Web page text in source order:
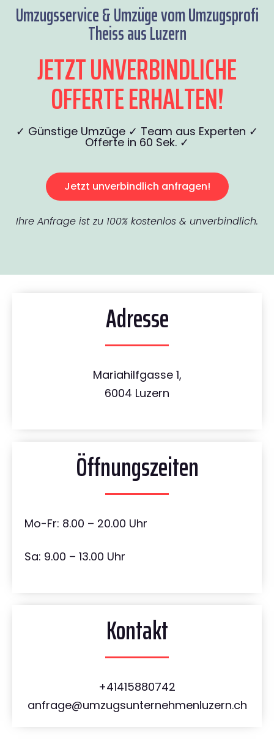
Umzugsservice & Umzüge vom Umzugsprofi
Theiss aus Luzern
JETZT UNVERBINDLICHE
OFFERTE ERHALTEN!
✓ Günstige Umzüge ✓ Team aus Experten ✓
Offerte in 60 Sek. ✓
Jetzt unverbindlich anfragen!
Ihre Anfrage ist zu 100% kostenlos & unverbindlich.
Adresse
Mariahilfgasse 1,
6004 Luzern
Öffnungszeiten
Mo-Fr: 8.00 – 20.00 Uhr
Sa: 9.00 – 13.00 Uhr
Kontakt
+41415880742
anfrage@umzugsunternehmenluzern.ch